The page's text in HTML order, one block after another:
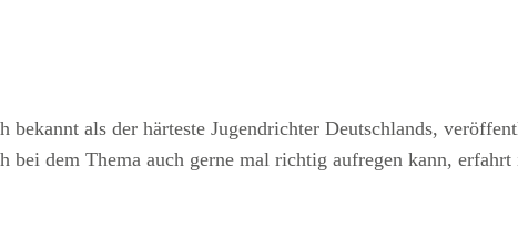
bekannt als der härteste Jugendrichter Deutschlands,
bei dem Thema auch gerne mal richtig aufregen kann,